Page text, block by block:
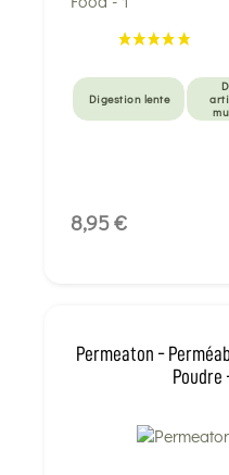
Digestion lente
8,95 €
Permeaton -
Poudre